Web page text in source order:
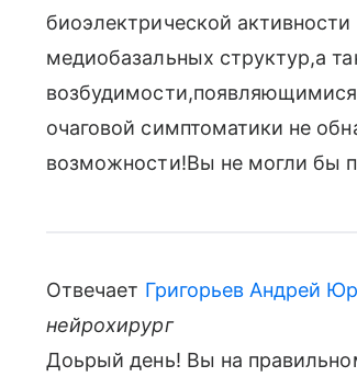
биоэлектрической
медиобазальных структур,а
очаговой симптоматики не
возможности!Вы не могли бы
Отвечает Григорьев Андрей
нейрохирург
Доьрый день! Вы на